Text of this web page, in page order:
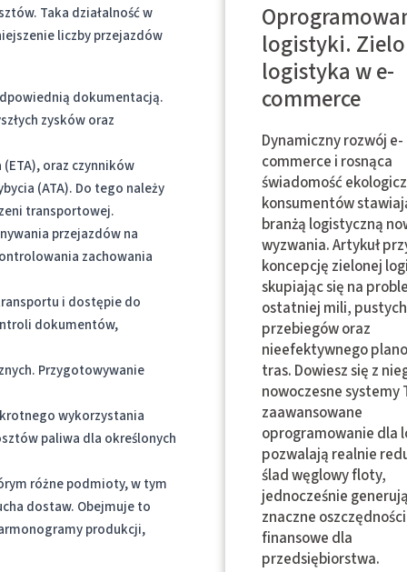
Taka działalność w
liczby przejazdów
dokumentacją.
zysków oraz
oraz czynników
(ATA). Do tego należy
transportowej.
przejazdów na
zachowania
i dostępie do
dokumentów,
Przygotowywanie
wykorzystania
paliwa dla określonych
różne podmioty, w tym
dostaw. Obejmuje to
produkcji,
logistyki.
logistyka w e-
commerce
Dynamiczny rozwój e-
commerce i rosnąca
świadomość
konsumentów
branżą logistyczną
wyzwania. Artykuł
koncepcję zielonej
skupiając się na
ostatniej mili, pustych
przebiegów oraz
nieefektywnego
tras. Dowiesz się z
nowoczesne systemy
zaawansowane
oprogramowanie dla
pozwalają realnie
ślad węglowy floty,
jednocześnie
znaczne oszczędności
finansowe dla
przedsiębiorstwa.